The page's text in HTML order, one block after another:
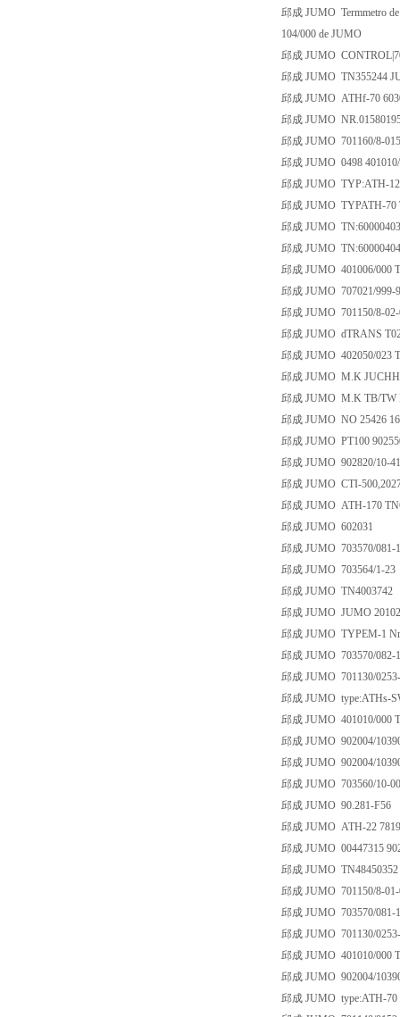
邱成 JUMO Termmetro de
104/000 de JUMO
邱成 JUMO
邱成 JUMO TN355244
邱成 JUMO ATHf-70
邱成 JUMO
邱成 JUMO 701160/8-
邱成 JUMO 0498
邱成 JUMO TYP:ATH-12
邱成 JUMO TYPATH-70
邱成 JUMO TN:60000403
邱成 JUMO TN:60000404
邱成 JUMO 401006/000
邱成 JUMO 707021/999-
邱成 JUMO 701150/8-02-
邱成 JUMO dTRANS
邱成 JUMO 402050/023
邱成 JUMO M.K
邱成 JUMO M.K TB/TW
邱成 JUMO NO 25426
邱成 JUMO PT100
邱成 JUMO 902820/10-
邱成 JUMO CTI-
邱成 JUMO ATH-170
邱成 JUMO 602031
邱成 JUMO 703570/081-
邱成 JUMO 703564/1-23
邱成 JUMO TN4003742
邱成 JUMO JUMO
邱成 JUMO TYPEM-1
邱成 JUMO 703570/082-
邱成 JUMO 701130/
邱成 JUMO type:ATHs-
邱成 JUMO 401010/000
邱成 JUMO 902004/
邱成 JUMO 902004/
邱成 JUMO 703560/10-
邱成 JUMO 90.281-F56
邱成 JUMO ATH-22
邱成 JUMO 00447315
邱成 JUMO TN48450352
邱成 JUMO 701150/8-01-
邱成 JUMO 703570/081-
邱成 JUMO 701130/
邱成 JUMO 401010/000
邱成 JUMO 902004/
邱成 JUMO type:ATH-70